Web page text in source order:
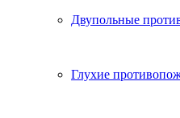
Двупольные
Глухие